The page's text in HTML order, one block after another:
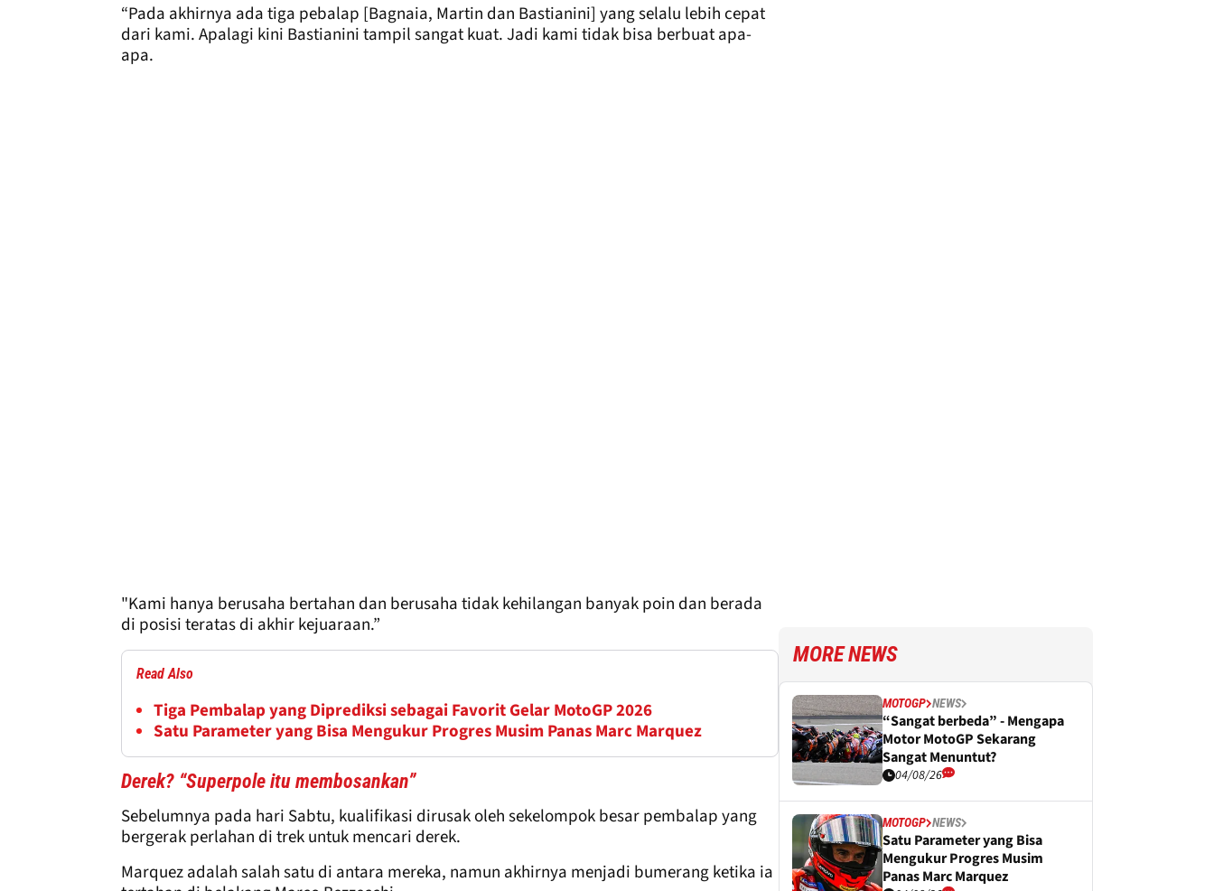
“Pada akhirnya ada tiga pebalap [Bagnaia, Martin dan Bastianini] yang selalu lebih cepat
dari kami. Apalagi kini Bastianini tampil sangat kuat. Jadi kami tidak bisa berbuat apa-
apa.
"Kami hanya berusaha bertahan dan berusaha tidak kehilangan banyak poin dan berada
di posisi teratas di akhir kejuaraan.”
Read Also
Tiga Pembalap yang Diprediksi sebagai Favorit Gelar MotoGP 2026
Satu Parameter yang Bisa Mengukur Progres Musim Panas Marc Marquez
Derek? “Superpole itu membosankan”
Sebelumnya pada hari Sabtu, kualifikasi dirusak oleh sekelompok besar pembalap yang
bergerak perlahan di trek untuk mencari derek.
Marquez adalah salah satu di antara mereka, namun akhirnya menjadi bumerang ketika ia
MORE NEWS
MOTOGP NEWS
“Sangat berbeda” - Mengapa
Motor MotoGP Sekarang
Sangat Menuntut?
04/08/26
MOTOGP NEWS
Satu Parameter yang Bisa
Mengukur Progres Musim
Panas Marc Marquez